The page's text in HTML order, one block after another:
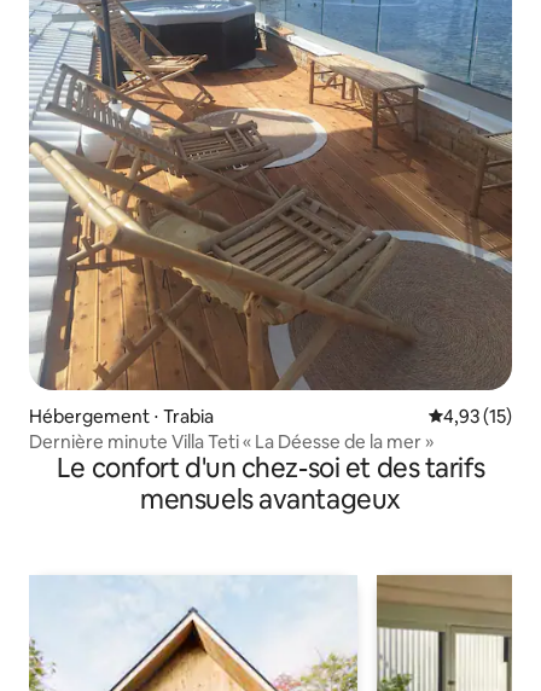
Hébergement ⋅ Trabia Évaluation
4,93 (15)
Dernière minute Villa Teti « La Déesse de la mer »
Le confort d'un chez-soi et des tarifs
mensuels avantageux